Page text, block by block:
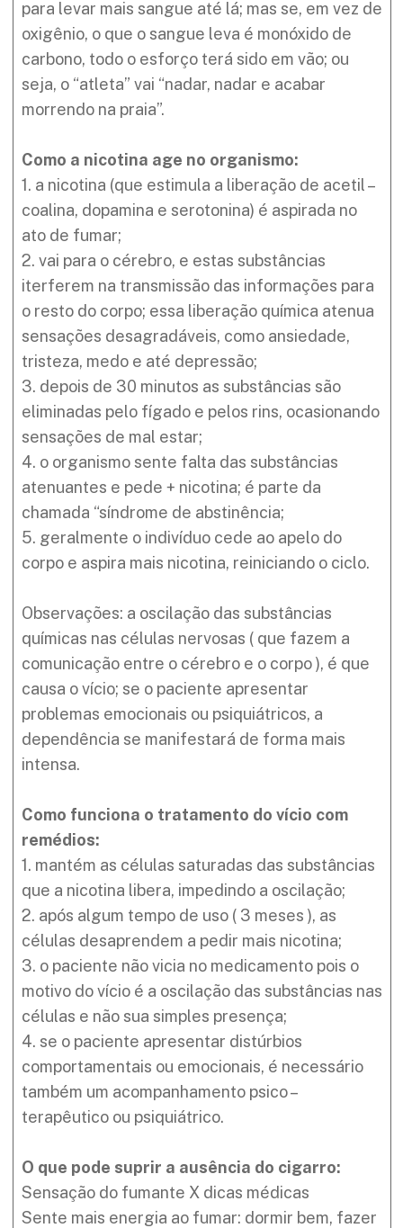
para levar mais sangue até lá; mas se, em vez de
oxigênio, o que o sangue leva é monóxido de
carbono, todo o esforço terá sido em vão; ou
seja, o “atleta” vai “nadar, nadar e acabar
morrendo na praia”.
Como a nicotina age no organismo:
1. a nicotina (que estimula a liberação de acetil –
coalina, dopamina e serotonina) é aspirada no
ato de fumar;
2. vai para o cérebro, e estas substâncias
iterferem na transmissão das informações para
o resto do corpo; essa liberação química atenua
sensações desagradáveis, como ansiedade,
tristeza, medo e até depressão;
3. depois de 30 minutos as substâncias são
eliminadas pelo fígado e pelos rins, ocasionando
sensações de mal estar;
4. o organismo sente falta das substâncias
atenuantes e pede + nicotina; é parte da
chamada “síndrome de abstinência;
5. geralmente o indivíduo cede ao apelo do
corpo e aspira mais nicotina, reiniciando o ciclo.
Observações: a oscilação das substâncias
químicas nas células nervosas ( que fazem a
comunicação entre o cérebro e o corpo ), é que
causa o vício; se o paciente apresentar
problemas emocionais ou psiquiátricos, a
dependência se manifestará de forma mais
intensa.
Como funciona o tratamento do vício com
remédios:
1. mantém as células saturadas das substâncias
que a nicotina libera, impedindo a oscilação;
2. após algum tempo de uso ( 3 meses ), as
células desaprendem a pedir mais nicotina;
3. o paciente não vicia no medicamento pois o
motivo do vício é a oscilação das substâncias nas
células e não sua simples presença;
4. se o paciente apresentar distúrbios
comportamentais ou emocionais, é necessário
também um acompanhamento psico –
terapêutico ou psiquiátrico.
O que pode suprir a ausência do cigarro:
Sensação do fumante X dicas médicas
Sente mais energia ao fumar: dormir bem, fazer